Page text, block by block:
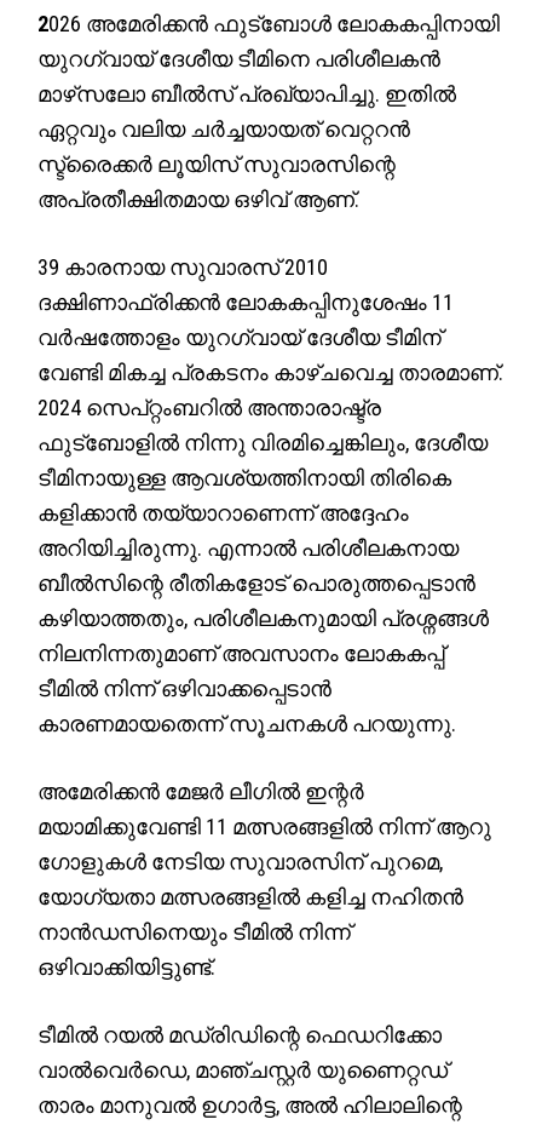
2026 അമേരിക്കൻ ഫുട്‌ബോൾ ലോകകപ്പിനായി
യുറഗ്വായ് ദേശീയ ടീമിനെ പരിശീലകൻ
മാഴ്‌സലോ ബീൽസ് പ്രഖ്യാപിച്ചു. ഇതിൽ
ഏറ്റവും വലിയ ചര്‍ച്ചയായത് വെറ്ററൻ
സ്ട്രൈക്കർ ലൂയിസ് സുവാരസിന്റെ
അപ്രതീക്ഷിതമായ ഒഴിവ് ആണ്.
39 കാരനായ സുവാരസ് 2010
ദക്ഷിണാഫ്രിക്കൻ ലോകകപ്പിനുശേഷം 11
വർഷത്തോളം യുറഗ്വായ് ദേശീയ ടീമിന്
വേണ്ടി മികച്ച പ്രകടനം കാഴ്ചവെച്ച താരമാണ്.
2024 സെപ്റ്റംബറിൽ അന്താരാഷ്ട്ര
ഫുട്‌ബോളിൽ നിന്നു വിരമിച്ചെങ്കിലും, ദേശീയ
ടീമിനായുള്ള ആവശ്യത്തിനായി തിരികെ
കളിക്കാൻ തയ്യാറാണെന്ന് അദ്ദേഹം
അറിയിച്ചിരുന്നു. എന്നാൽ പരിശീലകനായ
ബീൽസിന്റെ രീതികളോട് പൊരുത്തപ്പെടാൻ
കഴിയാത്തതും, പരിശീലകനുമായി പ്രശ്നങ്ങൾ
നിലനിന്നതുമാണ് അവസാനം ലോകകപ്പ്
ടീമിൽ നിന്ന് ഒഴിവാക്കപ്പെടാൻ
കാരണമായതെന്ന് സൂചനകൾ പറയുന്നു.
അമേരിക്കൻ മേജർ ലീഗിൽ ഇന്റർ
മയാമിക്കുവേണ്ടി 11 മത്സരങ്ങളിൽ നിന്ന് ആറു
ഗോളുകൾ നേടിയ സുവാരസിന് പുറമെ,
യോഗ്യതാ മത്സരങ്ങളിൽ കളിച്ച നഹിതൻ
നാൻഡസിനെയും ടീമിൽ നിന്ന്
ഒഴിവാക്കിയിട്ടുണ്ട്.
ടീമിൽ റയൽ മഡ്രിഡിന്റെ ഫെഡറിക്കോ
വാൽവെർഡെ, മാഞ്ചസ്റ്റർ യുണൈറ്റഡ്
താരം മാനുവൽ ഉഗാർട്ട, അൽ ഹിലാലിന്റെ